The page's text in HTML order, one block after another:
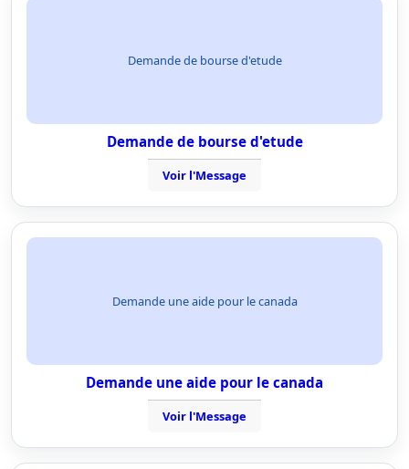
Demande de bourse d'etude
Demande de bourse d'etude
Voir l'Message
Demande une aide pour le canada
Demande une aide pour le canada
Voir l'Message